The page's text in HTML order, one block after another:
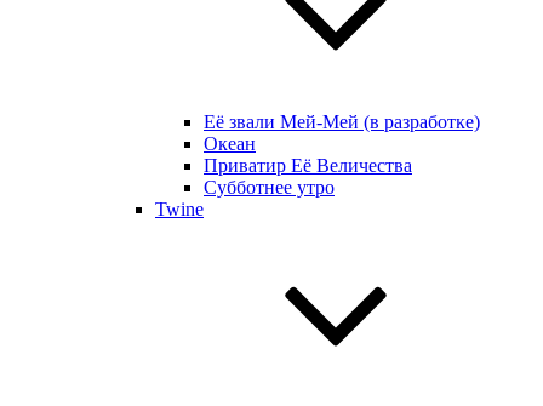
Её звали Мей-Мей (в разработке)
Океан
Приватир Её Величества
Субботнее утро
Twine